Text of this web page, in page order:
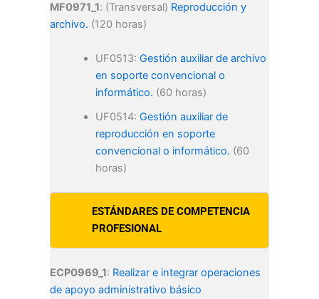
MF0971_1: (Transversal) Reproducción y
archivo. (120 horas)
UF0513: Gestión auxiliar de archivo
en soporte convencional o
informático. (60 horas)
UF0514: Gestión auxiliar de
reproducción en soporte
convencional o informático. (60
horas)
ESTÁNDARES DE COMPETENCIA
PROFESIONAL
ECP0969_1: Realizar e integrar operaciones
de apoyo administrativo básico